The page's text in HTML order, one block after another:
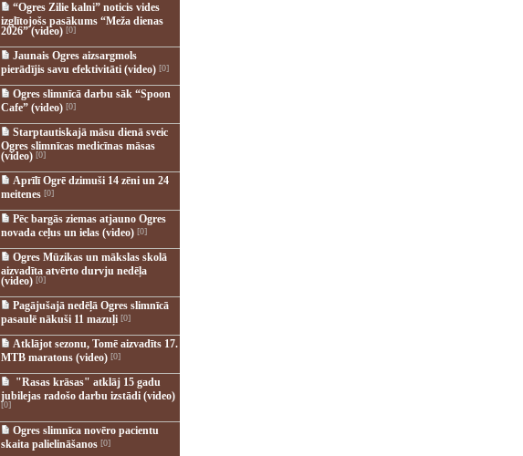
“Ogres Zilie kalni” noticis vides
izglītojošs pasākums “Meža dienas
2026” (video)[0]
Jaunais Ogres aizsargmols
pierādījis savu efektivitāti (video)[0]
Ogres slimnīcā darbu sāk “Spoon
Cafe” (video)[0]
Starptautiskajā māsu dienā sveic
Ogres slimnīcas medicīnas māsas
(video)[0]
Aprīlī Ogrē dzimuši 14 zēni un 24
meitenes [0]
Pēc bargās ziemas atjauno Ogres
novada ceļus un ielas (video)[0]
Ogres Mūzikas un mākslas skolā
aizvadīta atvērto durvju nedēļa
(video)[0]
Pagājušajā nedēļā Ogres slimnīcā
pasaulē nākuši 11 mazuļi[0]
Atklājot sezonu, Tomē aizvadīts 17.
MTB maratons (video)[0]
"Rasas krāsas" atklāj 15 gadu
jubilejas radošo darbu izstādi (video)
[0]
Ogres slimnīca novēro pacientu
skaita palielināšanos [0]